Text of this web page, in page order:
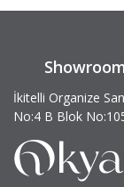
İkitelli Organize
No:4 B Blok